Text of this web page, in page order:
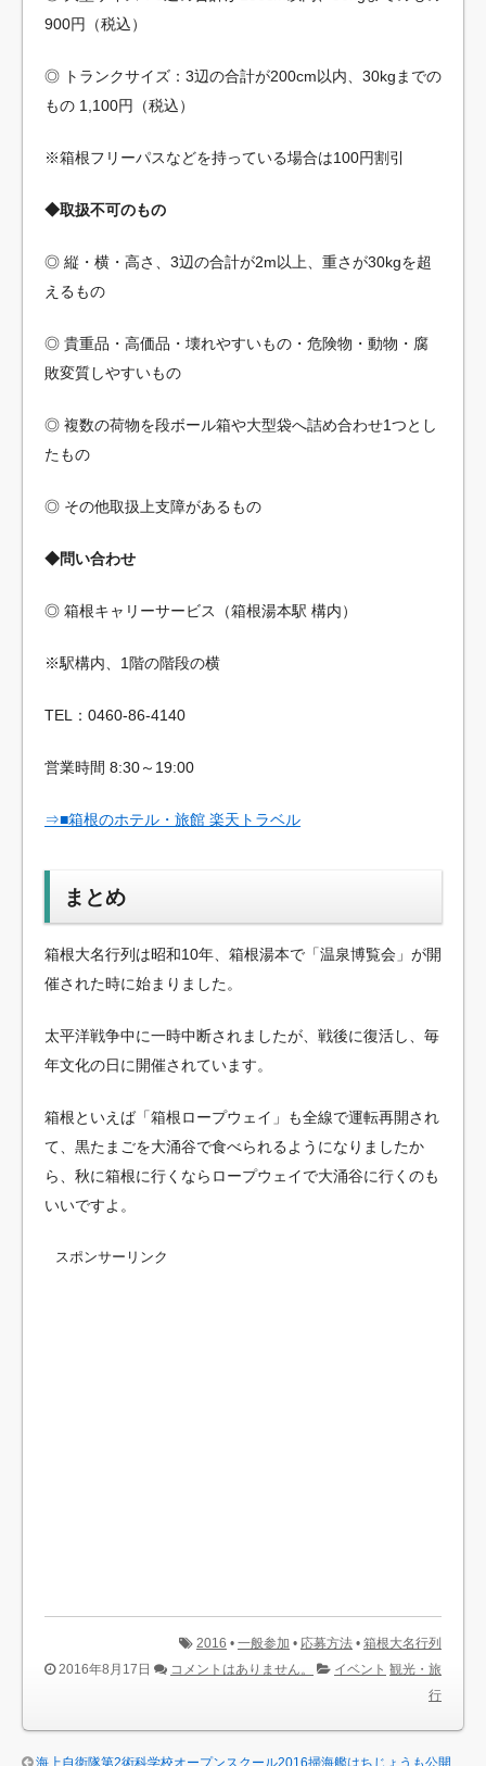
900円（税込）
◎ トランクサイズ：3辺の合計が200cm以内、30kgまでの
もの 1,100円（税込）
※箱根フリーパスなどを持っている場合は100円割引
◆取扱不可のもの
◎ 縦・横・高さ、3辺の合計が2m以上、重さが30kgを超
えるもの
◎ 貴重品・高価品・壊れやすいもの・危険物・動物・腐
敗変質しやすいもの
◎ 複数の荷物を段ボール箱や大型袋へ詰め合わせ1つとし
たもの
◎ その他取扱上支障があるもの
◆問い合わせ
◎ 箱根キャリーサービス（箱根湯本駅 構内）
※駅構内、1階の階段の横
TEL：0460-86-4140
営業時間 8:30～19:00
⇒■箱根のホテル・旅館 楽天トラベル
まとめ
箱根大名行列は昭和10年、箱根湯本で「温泉博覧会」が開
催された時に始まりました。
太平洋戦争中に一時中断されましたが、戦後に復活し、毎
年文化の日に開催されています。
箱根といえば「箱根ロープウェイ」も全線で運転再開され
て、黒たまごを大涌谷で食べられるようになりましたか
ら、秋に箱根に行くならロープウェイで大涌谷に行くのも
いいですよ。
スポンサーリンク
2016 • 一般参加 • 応募方法 • 箱根大名行列
2016年8月17日
コメントはありません。 イベント 観光・旅
行